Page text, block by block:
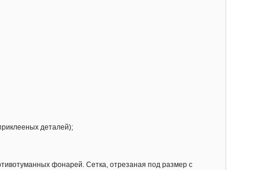
деталей);
фонарей. Сетка, отрезаная под размер с